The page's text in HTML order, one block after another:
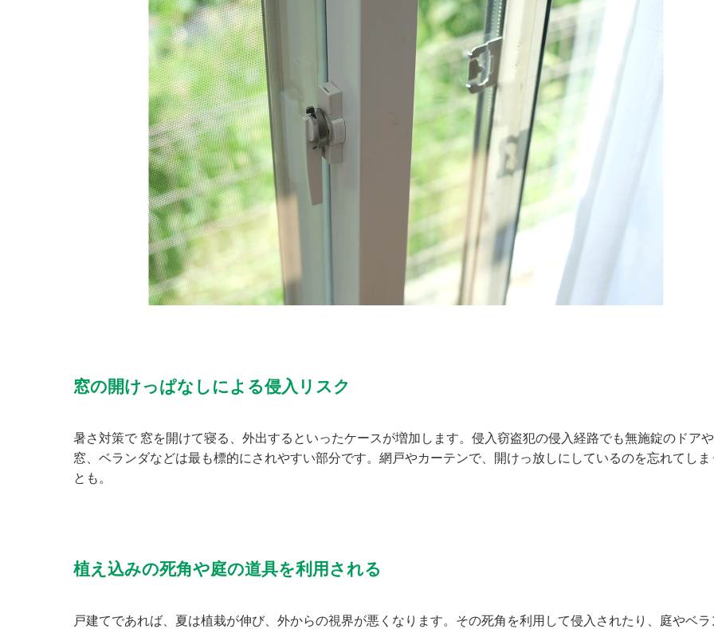
窓の開けっぱなしによる侵入リスク
暑さ対策で 窓を開けて寝る、外出するといったケースが増加します。侵入窃盗犯の侵入経路でも無施錠のドアや
窓、ベランダなどは最も標的にされやすい部分です。網戸やカーテンで、開けっ放しにしているのを忘れてしま
とも。
植え込みの死角や庭の道具を利用される
戸建てであれば、夏は植栽が伸び、外からの視界が悪くなります。その死角を利用して侵入されたり、庭やベラ